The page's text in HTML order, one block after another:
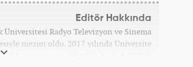
Editör Hakkında
Üniversitesi Radyo Televizyon ve Sinema
mezun oldu. 2017 yılında Üniversite
yıl boyunca spor spikerliği ve muhabirliği